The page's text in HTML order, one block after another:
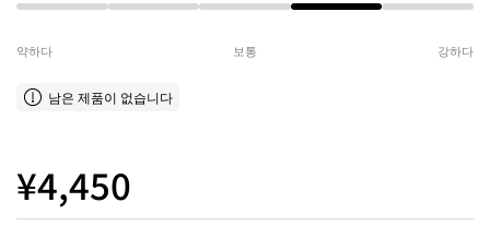
약하다 보통 강하다
남은 제품이 없습니다
¥4,450